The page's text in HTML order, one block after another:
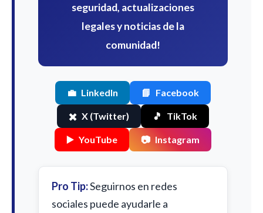
seguridad, actualizaciones
legales y noticias de la
comunidad!
💼 LinkedIn 📘 Facebook
✖️ X (Twitter) 🎵 TikTok
▶️ YouTube 📷 Instagram
Pro Tip:Seguirnos en redes
sociales puede ayudarle a